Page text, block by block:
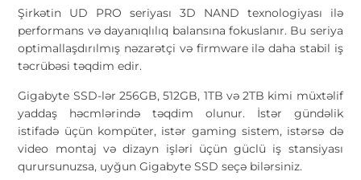
Şirkətin UD PRO seriyası 3D NAND texnologiyası ilə
performans və dayanıqlılıq balansına fokuslanır. Bu seriya
optimallaşdırılmış nəzarətçi və firmware ilə daha stabil iş
təcrübəsi təqdim edir.
Gigabyte SSD-lər 256GB, 512GB, 1TB və 2TB kimi müxtəlif
yaddaş həcmlərində təqdim olunur. İstər gündəlik
istifadə üçün kompüter, istər gaming sistem, istərsə də
video montaj və dizayn işləri üçün güclü iş stansiyası
qurursunuzsa, uyğun Gigabyte SSD seçə bilərsiniz.